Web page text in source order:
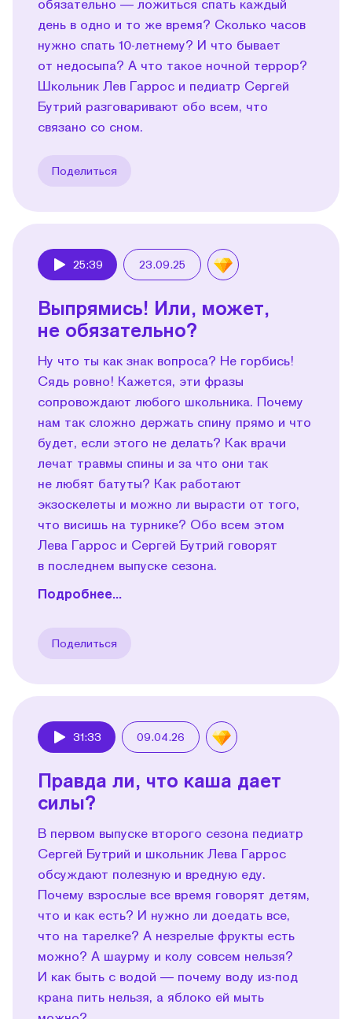
обязательно — ложиться спать каждый
день в одно и то же время? Сколько часов
нужно спать 10-летнему? И что бывает
от недосыпа? А что такое ночной террор?
Школьник Лев Гаррос и педиатр Сергей
Бутрий разговаривают обо всем, что
связано со сном.
Поделиться
25:39 23.09.25
Выпрямись! Или, может,
не обязательно?
Ну что ты как знак вопроса? Не горбись!
Сядь ровно! Кажется, эти фразы
сопровождают любого школьника. Почему
нам так сложно держать спину прямо и что
будет, если этого не делать? Как врачи
лечат травмы спины и за что они так
не любят батуты? Как работают
экзоскелеты и можно ли вырасти от того,
что висишь на турнике? Обо всем этом
Лева Гаррос и Сергей Бутрий говорят
в последнем выпуске сезона.
Подробнее...
Поделиться
31:33 09.04.26
Правда ли, что каша дает
силы?
В первом выпуске второго сезона педиатр
Сергей Бутрий и школьник Лева Гаррос
обсуждают полезную и вредную еду.
Почему взрослые все время говорят детям,
что и как есть? И нужно ли доедать все,
что на тарелке? А незрелые фрукты есть
можно? А шаурму и колу совсем нельзя?
И как быть с водой — почему воду из-под
крана пить нельзя, а яблоко ей мыть